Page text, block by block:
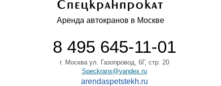
Аренда автокранов в Москве
8 495 645-11-01
г. Москва ул. Газопровод, 6Г, стр. 20
Speckrans@yandex.ru
arendaspetstekh.ru